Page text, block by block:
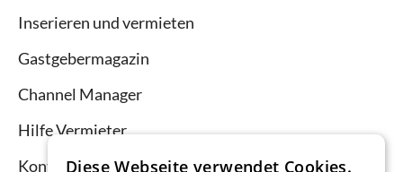
Inserieren und vermieten
Gastgebermagazin
Channel Manager
Hilfe Vermieter
KontaktDiese Webseite verwendet Cookies.